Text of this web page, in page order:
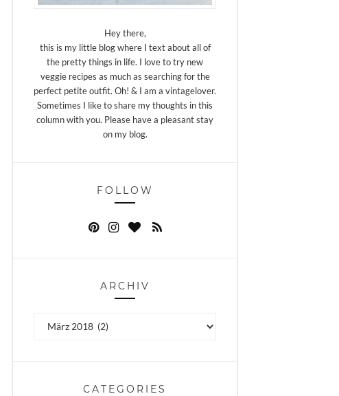
Hey there,
this is my little blog where I text about all of
the pretty things in life. I love to try new
veggie recipes as much as searching for the
perfect petite outfit. Oh! & I am a vintagelover.
Sometimes I like to share my thoughts in this
column with you. Please have a pleasant stay
on my blog.
FOLLOW
ARCHIV
CATEGORIES